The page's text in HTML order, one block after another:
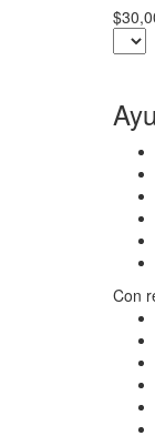
Con